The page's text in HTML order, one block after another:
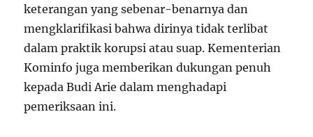
keterangan yang sebenar-benarnya dan
mengklarifikasi bahwa dirinya tidak terlibat
dalam praktik korupsi atau suap. Kementerian
Kominfo juga memberikan dukungan penuh
kepada Budi Arie dalam menghadapi
pemeriksaan ini.